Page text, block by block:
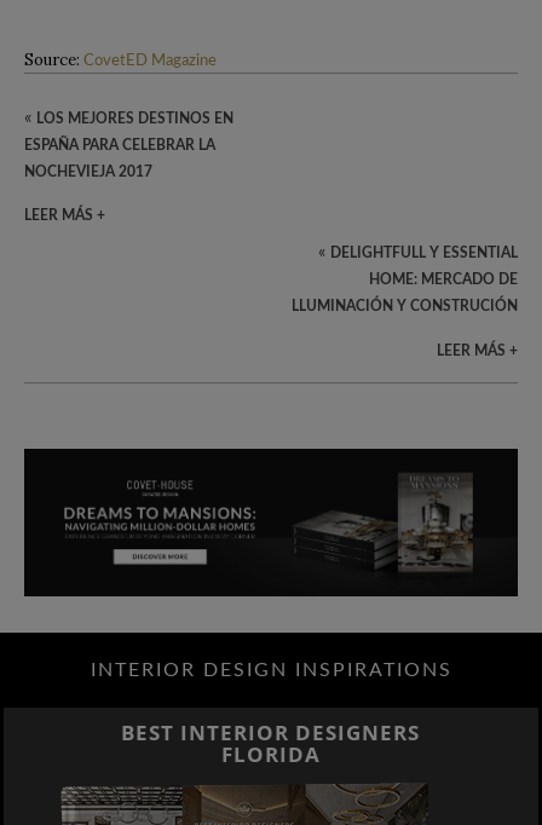
Source: CovetED Magazine
« LOS MEJORES DESTINOS EN
ESPAÑA PARA CELEBRAR LA
NOCHEVIEJA 2017
LEER MÁS +
« DELIGHTFULL Y ESSENTIAL
HOME: MERCADO DE
LLUMINACIÓN Y CONSTRUCIÓN
LEER MÁS +
INTERIOR DESIGN INSPIRATIONS
BEST INTERIOR DESIGNERS
FLORIDA